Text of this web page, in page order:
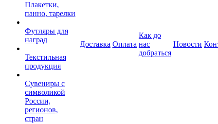
Плакетки,
панно, тарелки
Футляры для
наград
Текстильная
продукция
Сувениры с
символикой
России,
регионов,
стран
Доставка Оплата
Как до
нас
добраться
Новости